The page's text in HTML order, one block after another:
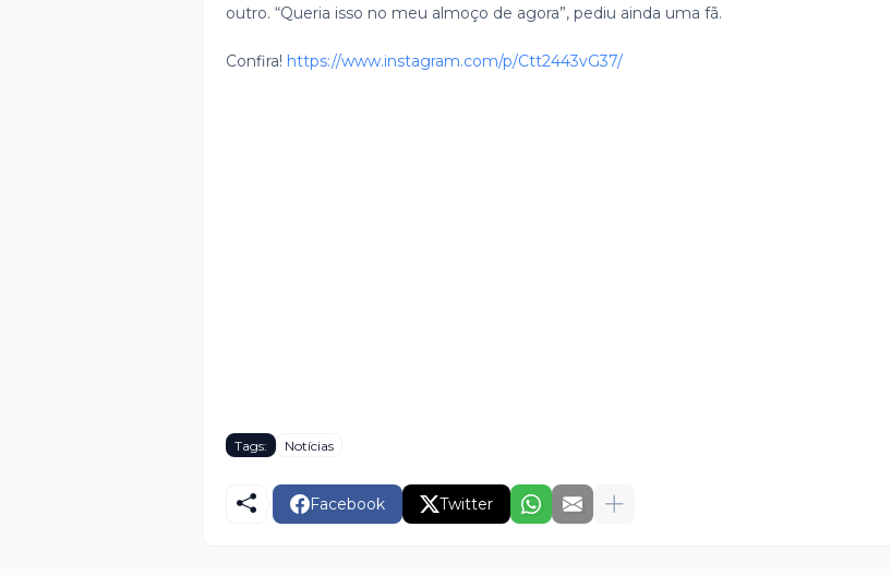
outro. “Queria isso no meu almoço de agora”, pediu ainda uma fã.
Confira! https://www.instagram.com/p/Ctt2443vG37/
Tags: Notícias
Facebook Twitter